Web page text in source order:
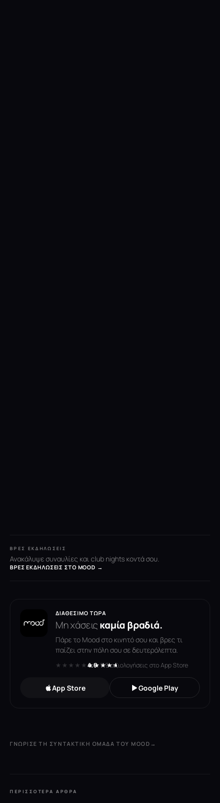
ΒΡΕΣ ΕΚΔΗΛΏΣΕΙΣ
Ανακάλυψε συναυλίες και club nights κοντά σου.
ΒΡΕΣ ΕΚΔΗΛΏΣΕΙΣ ΣΤΟ MOOD →
ΔΙΑΘΈΣΙΜΟ ΤΏΡΑ
Μη χάσειςκαμία βραδιά.
Πάρε το Mood στο κινητό σου και βρες τι
παίζει στην πόλη σου σε δευτερόλεπτα.
★★★★★★★★★★
4.6· 119 αξιολογήσεις στο App Store
App Store Google Play
ΓΝΏΡΙΣΕ ΤΗ ΣΥΝΤΑΚΤΙΚΉ ΟΜΆΔΑ ΤΟΥ MOOD →
ΠΕΡΙΣΣΌΤΕΡΑ ΆΡΘΡΑ